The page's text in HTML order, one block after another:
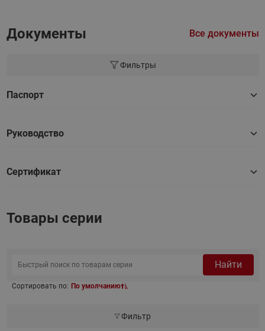
Документы Все документы
Фильтры
Паспорт
Руководство
Сертификат
Товары серии
Найти
Сортировать по: По умолчанию
Фильтр